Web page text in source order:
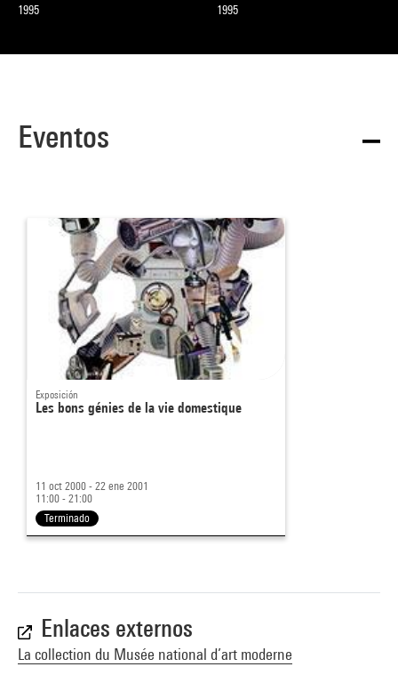
1995
1995
Eventos
Exposición
Les bons génies de la vie domestique
11 oct 2000 - 22 ene 2001
11:00 - 21:00
Terminado
Enlaces externos
La collection du Musée national d’art moderne